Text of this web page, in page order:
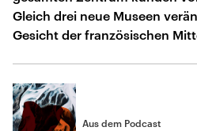
Gleich drei neue Museen
Gesicht der französischen
Aus dem Podcast